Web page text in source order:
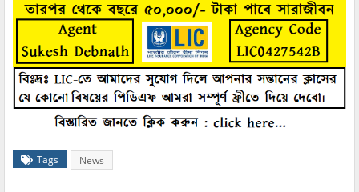
Tags News